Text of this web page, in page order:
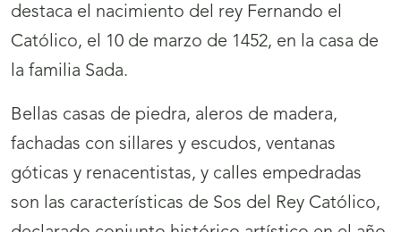
destaca el nacimiento del rey Fernando el
Católico, el 10 de marzo de 1452, en la casa de
la familia Sada.
Bellas casas de piedra, aleros de madera,
fachadas con sillares y escudos, ventanas
góticas y renacentistas, y calles empedradas
son las características de Sos del Rey Católico,